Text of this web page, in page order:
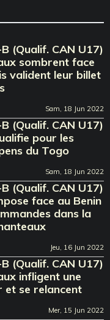
(Qualif. CAN U17)
sombrent face
valident leur billet
Sam, 18 Jun 2022
(Qualif. CAN U17)
pour les
du Togo
Sam, 18 Jun 2022
(Qualif. CAN U17)
face au Benin
dans la
Jeu, 16 Jun 2022
(Qualif. CAN U17)
infligent une
et se relancent
Mer, 15 Jun 2022